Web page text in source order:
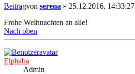
Beitragvon serena » 25.12.2016, 14:33:27
Frohe Weihnachten an alle!
Nach oben
Elphaba
Admin